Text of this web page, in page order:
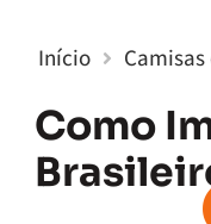
Início Camisas
Como